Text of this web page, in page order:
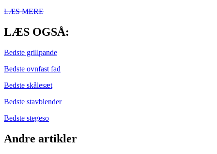
LÆS MERE
LÆS OGSÅ:
Bedste grillpande
Bedste ovnfast fad
Bedste skålesæt
Bedste stavblender
Bedste stegeso
Andre artikler